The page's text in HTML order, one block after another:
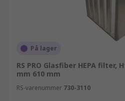
På lager
RS PRO Glasfiber HEPA filter,
mm 610 mm
RS-varenummer 730-3110